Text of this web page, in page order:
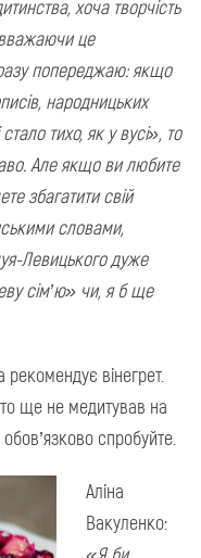
хоча творчість
це
попереджаю: якщо
народницьких
тихо, як у вусі», то
Але якщо ви любите
збагатити свій
словами,
Левицького дуже
сім’ю» чи, я б ще
вінегрет.
ще не медитував на
спробуйте.
Аліна
Вакуленко: